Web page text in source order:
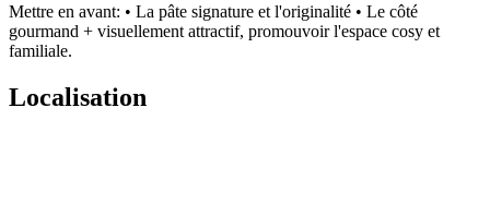
Mettre en avant: • La pâte signature et l'originalité • Le côté
gourmand + visuellement attractif, promouvoir l'espace cosy et
familiale.
Localisation